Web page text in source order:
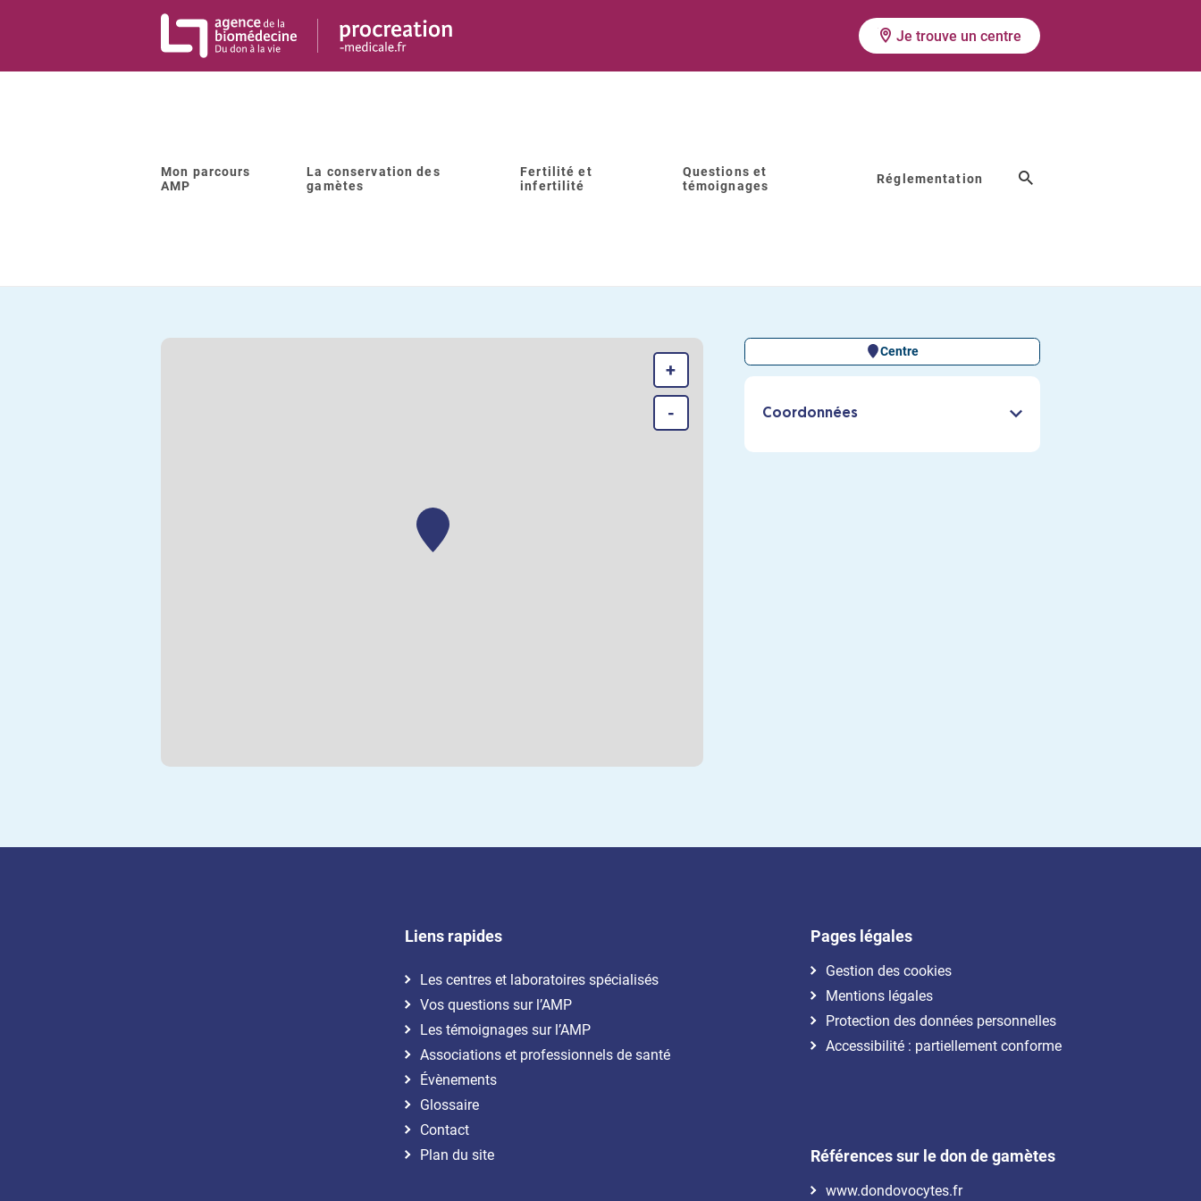
Je trouve un centre
Mon parcours
AMP
La conservation des
gamètes
Fertilité et
infertilité
Questions et
témoignages
Réglementation
Retour à la liste
+
-
Centre
Coordonnées
Liens rapides
Les centres et laboratoires spécialisés
Vos questions sur l’AMP
Les témoignages sur l’AMP
Associations et professionnels de santé
Évènements
Glossaire
Contact
Plan du site
Pages légales
Gestion des cookies
Mentions légales
Protection des données personnelles
Accessibilité : partiellement conforme
Références sur le don de gamètes
www.dondovocytes.fr